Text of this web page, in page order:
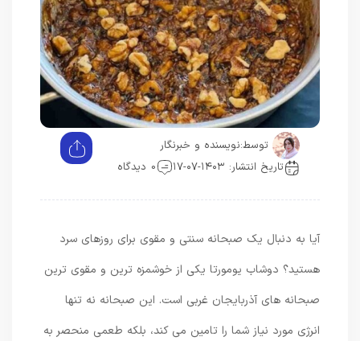
توسط: نویسنده و خبرنگار
تاریخ انتشار: ۱۴۰۳-۰۷-۱۷
0 دیدگاه
آیا به دنبال یک صبحانه سنتی و مقوی برای روزهای سرد
هستید؟ دوشاب یومورتا یکی از خوشمزه ترین و مقوی ترین
صبحانه های آذربایجان غربی است. این صبحانه نه تنها
انرژی مورد نیاز شما را تامین می کند، بلکه طعمی منحصر به